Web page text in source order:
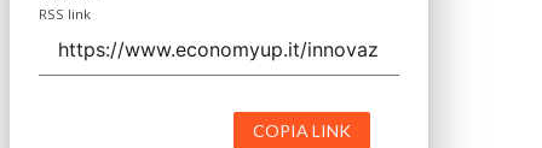
RSS link
COPIA LINK